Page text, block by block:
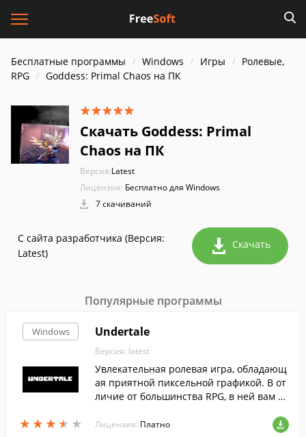
Бесплатные программы Windows Игры
Ролевые,
RPG
Goddess: Primal Chaos на ПК
Скачать Goddess: Primal
Chaos на ПК
Версия:Latest
Лицензия: Бесплатно для Windows
7 скачиваний
С сайта разработчика (Версия:
Latest)
Скачать
Популярные программы
Windows
★ ★ ★ ★ ★
★ ★ ★ ★ ★
Undertale
Версия: latest
Увлекательная ролевая игра, обладающ
ая приятной пиксельной графикой. В от
личие от большинства RPG, в ней вам н
адить монстров, что будет иметь влияни
Лицензия: Платно